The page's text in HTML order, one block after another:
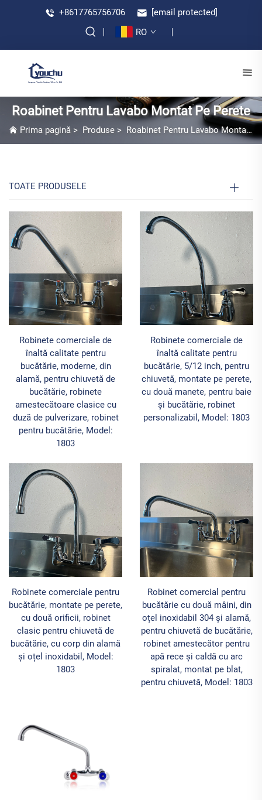
+8617765756706
[email protected]
RO
Roabinet Pentru Lavabo Montat Pe Perete
Prima pagină > Produse > Roabinet Pentru Lavabo Montat Pe Perete
TOATE PRODUSELE
Robinete comerciale de
înaltă calitate pentru
bucătărie, moderne, din
alamă, pentru chiuvetă de
bucătărie, robinete
amestecătoare clasice cu
duză de pulverizare, robinet
pentru bucătărie, Model:
1803
Robinete comerciale de
înaltă calitate pentru
bucătărie, 5/12 inch, pentru
chiuvetă, montate pe perete,
cu două manete, pentru baie
și bucătărie, robinet
personalizabil, Model: 1803
Robinete comerciale pentru
bucătărie, montate pe perete,
cu două orificii, robinet
clasic pentru chiuvetă de
bucătărie, cu corp din alamă
și oțel inoxidabil, Model:
1803
Robinet comercial pentru
bucătărie cu două mâini, din
oțel inoxidabil 304 și alamă,
pentru chiuvetă de bucătărie,
robinet amestecător pentru
apă rece și caldă cu arc
spiralat, montat pe blat,
pentru chiuvetă, Model: 1803